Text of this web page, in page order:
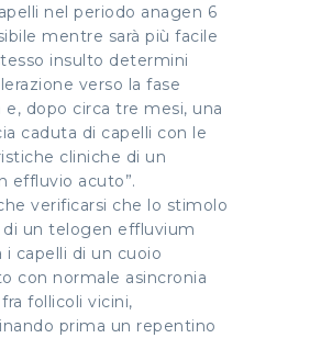
nel periodo anagen 6
mentre sarà più facile
insulto determini
verso la fase
dopo circa tre mesi, una
caduta di capelli con le
cliniche di un
effluvio acuto”.
verificarsi che lo stimolo
di un telogen effluvium
i capelli di un cuoio
con normale asincronia
follicoli vicini,
prima un repentino